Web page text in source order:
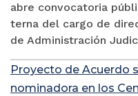
abre convocatoria
terna del cargo de
de Administración
Proyecto de Acuerdo
nominadora en los